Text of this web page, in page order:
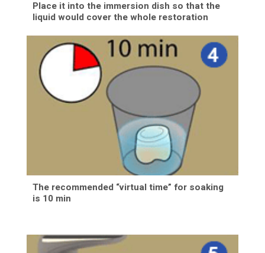
Place it into the immersion dish so that the
liquid would cover the whole restoration
The recommended “virtual time” for soaking
is 10 min